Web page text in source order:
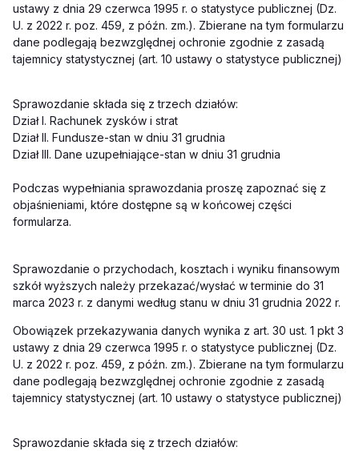
ustawy z dnia 29 czerwca 1995 r. o statystyce publicznej (Dz.
U. z 2022 r. poz. 459, z późn. zm.). Zbierane na tym formularzu
dane podlegają bezwzględnej ochronie zgodnie z zasadą
tajemnicy statystycznej (art. 10 ustawy o statystyce publicznej)
Sprawozdanie składa się z trzech działów:
Dział I. Rachunek zysków i strat
Dział II. Fundusze-stan w dniu 31 grudnia
Dział III. Dane uzupełniające-stan w dniu 31 grudnia
Podczas wypełniania sprawozdania proszę zapoznać się z
objaśnieniami, które dostępne są w końcowej części
formularza.
Sprawozdanie o przychodach, kosztach i wyniku finansowym
szkół wyższych należy przekazać/wysłać w terminie do 31
marca 2023 r. z danymi według stanu w dniu 31 grudnia 2022 r.
Obowiązek przekazywania danych wynika z art. 30 ust. 1 pkt 3
ustawy z dnia 29 czerwca 1995 r. o statystyce publicznej (Dz.
U. z 2022 r. poz. 459, z późn. zm.). Zbierane na tym formularzu
dane podlegają bezwzględnej ochronie zgodnie z zasadą
tajemnicy statystycznej (art. 10 ustawy o statystyce publicznej)
Sprawozdanie składa się z trzech działów: